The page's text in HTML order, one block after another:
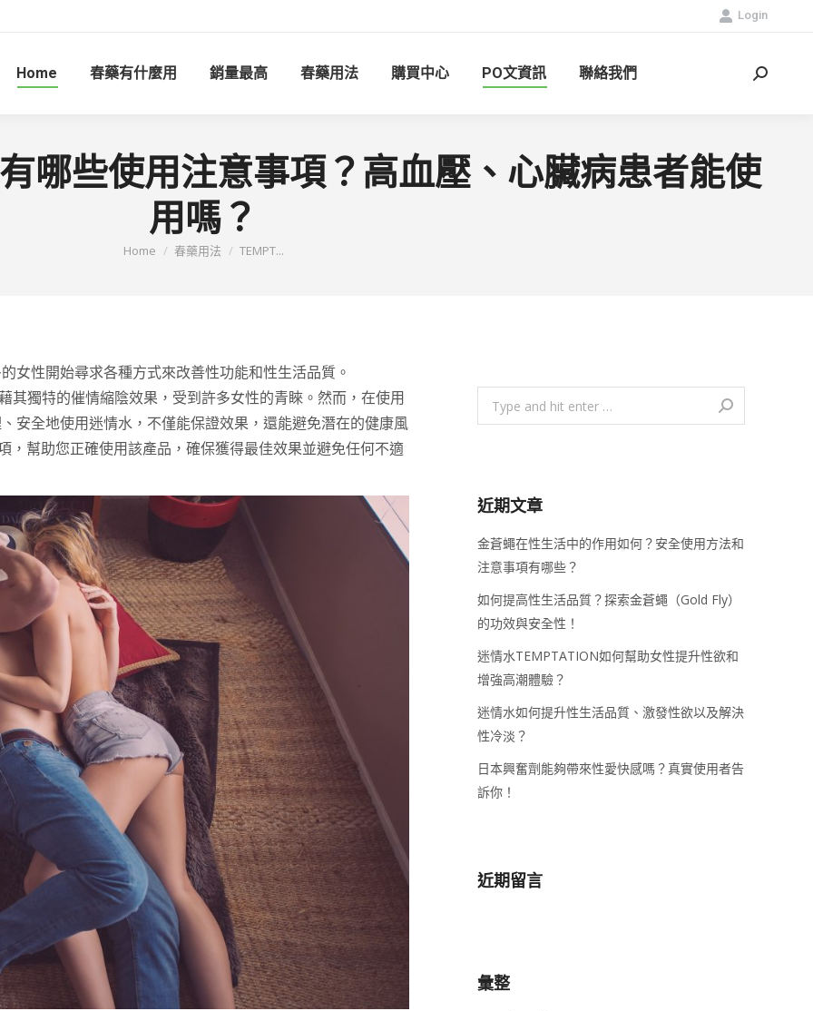
Login
Home 春藥有什麼用 銷量最高 春藥用法 購買中心 PO文資訊 聯絡我們 Search:
哪些使用注意事項？高血壓、心臟病患者能使
用嗎？
You are here:
Home 春藥用法 TEMPT...
女性開始尋求各種方式來改善性功能和性生活品質。
其獨特的催情縮陰效果，受到許多女性的青睞。然而，在使用
安全地使用迷情水，不僅能保證效果，還能避免潛在的健康風
幫助您正確使用該產品，確保獲得最佳效果並避免任何不適
Search:
近期文章
金蒼蠅在性生活中的作用如何？安全使用方法和
注意事項有哪些？
如何提高性生活品質？探索金蒼蠅（Gold Fly）
的功效與安全性！
迷情水TEMPTATION如何幫助女性提升性欲和
增強高潮體驗？
迷情水如何提升性生活品質、激發性欲以及解決
性冷淡？
日本興奮劑能夠帶來性愛快感嗎？真實使用者告
訴你！
近期留言
彙整